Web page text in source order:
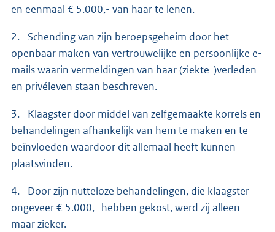
en eenmaal € 5.000,- van haar te lenen.
2. Schending van zijn beroepsgeheim door het
openbaar maken van vertrouwelijke en persoonlijke e-
mails waarin vermeldingen van haar (ziekte-)verleden
en privéleven staan beschreven.
3. Klaagster door middel van zelfgemaakte korrels en
behandelingen afhankelijk van hem te maken en te
beïnvloeden waardoor dit allemaal heeft kunnen
plaatsvinden.
4. Door zijn nutteloze behandelingen, die klaagster
ongeveer € 5.000,- hebben gekost, werd zij alleen
maar zieker.